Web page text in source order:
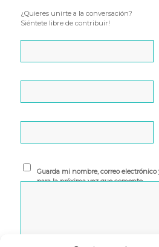
¿Quieres unirte a la conversación?
Siéntete libre de contribuir!
Guarda mi nombre, correo
para la próxima vez que comente.